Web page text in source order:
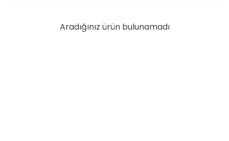
Aradığınız ürün bulunamadı